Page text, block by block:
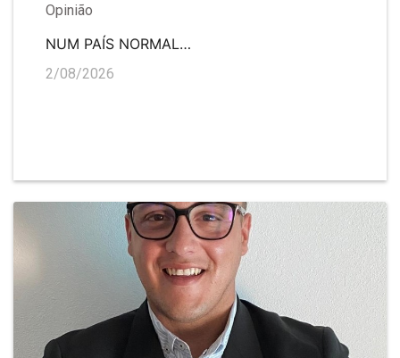
Opinião
NUM PAÍS NORMAL…
2/08/2026